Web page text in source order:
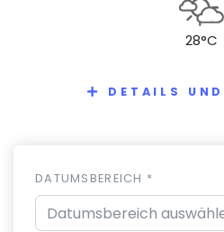
28°C
DETAILS
DATUMSBEREICH *